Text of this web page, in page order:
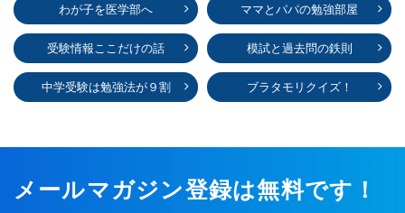
わが子を医学部へ ママとパパの勉強部屋
受験情報ここだけの話 模試と過去問の鉄則
中学受験は勉強法が９割 ブラタモリクイズ！
メールマガジン登録は無料です！